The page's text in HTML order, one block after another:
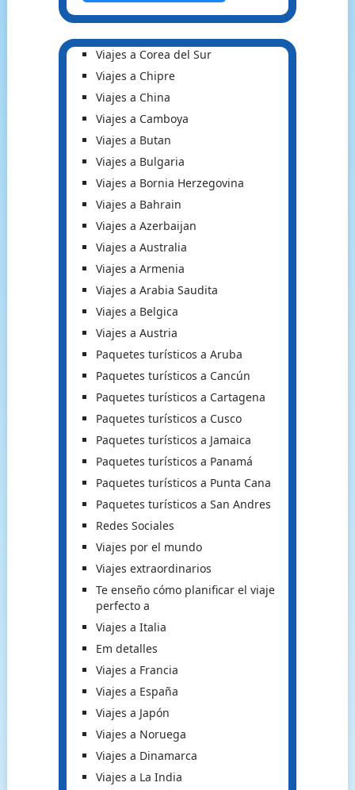
Viajes a Corea del Sur
Viajes a Chipre
Viajes a China
Viajes a Camboya
Viajes a Butan
Viajes a Bulgaria
Viajes a Bornia Herzegovina
Viajes a Bahrain
Viajes a Azerbaijan
Viajes a Australia
Viajes a Armenia
Viajes a Arabia Saudita
Viajes a Belgica
Viajes a Austria
Paquetes turísticos a Aruba
Paquetes turísticos a Cancún
Paquetes turísticos a Cartagena
Paquetes turísticos a Cusco
Paquetes turísticos a Jamaica
Paquetes turísticos a Panamá
Paquetes turísticos a Punta Cana
Paquetes turísticos a San Andres
Redes Sociales
Viajes por el mundo
Viajes extraordinarios
Te enseño cómo planificar el viaje
perfecto a
Viajes a Italia
Em detalles
Viajes a Francia
Viajes a España
Viajes a Japón
Viajes a Noruega
Viajes a Dinamarca
Viajes a La India